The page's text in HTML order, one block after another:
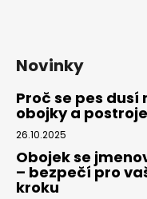
Novinky
Proč se pes dusí
obojky a
26.10.2025
Obojek se
– bezpečí pro
kroku